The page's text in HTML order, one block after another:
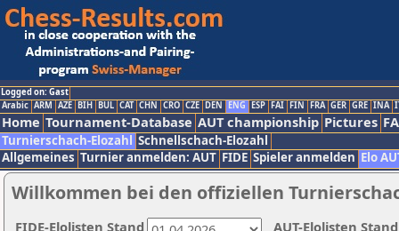
Logged on: Gast
Arabic ARM AZE BIH BUL CAT CHN CRO CZE DEN ENG ESP FAI FIN FRA GER GRE INA
Home Tournament-Database AUT championship Pictures
Turnierschach-Elozahl Schnellschach-Elozahl
Allgemeines Turnier anmelden: AUT FIDE Spieler anmelden Elo
Willkommen bei den offiziellen
AUT-Elolisten
FIDE-Elolisten Stand